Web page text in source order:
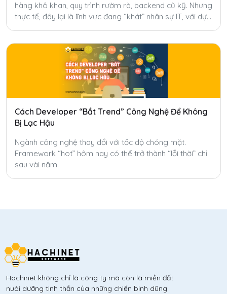
hàng khô khan, quy trình rườm rà, backend cũ kỹ. Nhưng
thực tế, đây lại là lĩnh vực đang “khát” nhân sự IT, với dự
Cách Developer “Bắt Trend” Công Nghệ Để Không
Bị Lạc Hậu
Ngành công nghệ thay đổi với tốc độ chóng mặt.
Framework “hot” hôm nay có thể trở thành “lỗi thời” chỉ
sau vài năm.
Hachinet không chỉ là công ty mà còn là miền đất
nuôi dưỡng tinh thần của những chiến binh dũng